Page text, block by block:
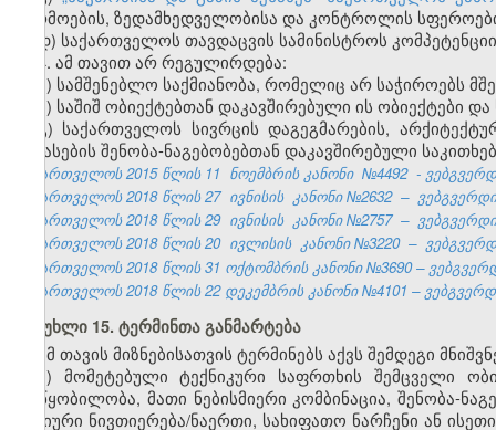
წარმოების, ზედამხედველობისა და კონტროლის
დ) საქართველოს თავდაცვის სამინისტროს
4. ამ თავით არ რეგულირდება:
ა) სამშენებლო საქმიანობა, რომელიც არ საჭიროებს
ბ) საშიშ ობიექტებთან დაკავშირებული ის
გ) საქართველოს სივრცის დაგეგმარების,
კლასების შენობა-ნაგებობებთან დაკავშირებული
საქართველოს 2015 წლის 11 ნოემბრის კანონი №4492 -
საქართველოს 2018 წლის 27 ივნისის კანონი №2632 –
საქართველოს 2018 წლის 29 ივნისის კანონი №2757 –
საქართველოს 2018 წლის 20 ივლისის კანონი №3220 –
საქართველოს 2018 წლის 31 ოქტომბრის კანონი №3690 –
საქართველოს 2018 წლის 22 დეკემბრის კანონი №4101 –
მუხლი 15. ტერმინთა განმარტება
ამ თავის მიზნებისათვის ტერმინებს აქვს შემდეგი
ა) მომეტებული ტექნიკური საფრთხის შემცველი
მოწყობილობა, მათი ნებისმიერი კომბინაცია, შენობა-
ქიმიური ნივთიერება/ნაერთი, სახიფათო ნარჩენი ან